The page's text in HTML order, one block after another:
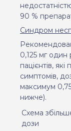
90 %
Синдром
0,125 мг
пацієнтів,
симптомів,
максимум
нижче).
Схема
дози